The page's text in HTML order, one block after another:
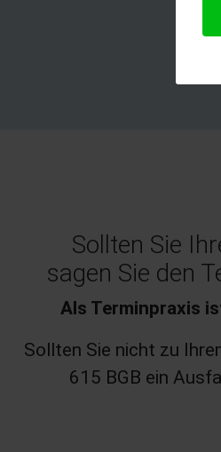
Sollten Sie
sagen Sie den
Als Terminpraxis
Sollten Sie nicht zu
615 BGB ein